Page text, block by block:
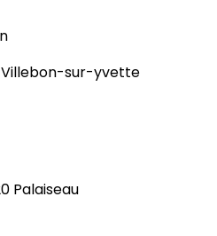
Villebon-sur-yvette
Palaiseau